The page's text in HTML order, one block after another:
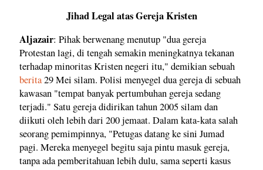
Jihad Legal atas Gereja Kristen
Aljazair: Pihak berwenang menutup "dua gereja
Protestan lagi, di tengah semakin meningkatnya tekanan
terhadap minoritas Kristen negeri itu," demikian sebuah
berita29 Mei silam. Polisi menyegel dua gereja di sebuah
kawasan "tempat banyak pertumbuhan gereja sedang
terjadi." Satu gereja didirikan tahun 2005 silam dan
diikuti oleh lebih dari 200 jemaat. Dalam kata-kata salah
seorang pemimpinnya, "Petugas datang ke sini Jumad
pagi. Mereka menyegel begitu saja pintu masuk gereja,
tanpa ada pemberitahuan lebih dulu, sama seperti kasus